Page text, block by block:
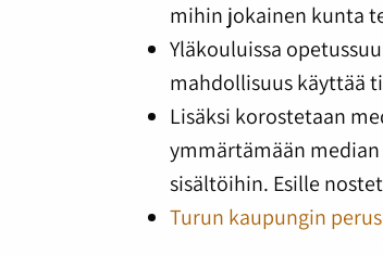
mihin jokainen kunta
Yläkouluissa
mahdollisuus käyttää
Lisäksi korostetaan
ymmärtämään
sisältöihin. Esille
Turun kaupungin